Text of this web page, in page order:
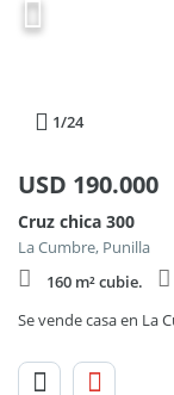
1/24
USD 190.000
Cruz chica 300
La Cumbre, Punilla
160 m² cubie.
Se vende casa en La